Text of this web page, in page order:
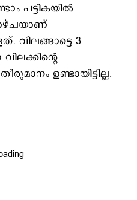
പട്ടികയില്‍
വിലങ്ങാട്ടെ 3
ഉണ്ടായിട്ടില്ല.